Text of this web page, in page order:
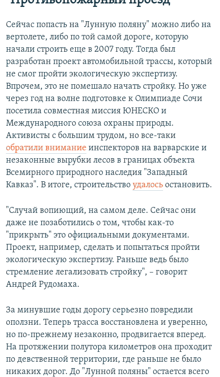
Сейчас попасть на "Лунную поляну" можно либо на
вертолете, либо по той самой дороге, которую
начали строить еще в 2007 году. Тогда был
разработан проект автомобильной трассы, который
не смог пройти экологическую экспертизу.
Впрочем, это не помешало начать стройку. Но уже
через год на волне подготовке к Олимпиаде Сочи
посетила совместная миссия ЮНЕСКО и
Международного союза охраны природы.
Активисты с большим трудом, но все-таки
обратили внимание инспекторов на варварские и
незаконные вырубки лесов в границах объекта
Всемирного природного наследия "Западный
Кавказ". В итоге, строительство удалось остановить.
"Случай вопиющий, на самом деле. Сейчас они
даже не позаботились о том, чтобы как-то
"прикрыть" это официальными документами.
Проект, например, сделать и попытаться пройти
экологическую экспертизу. Раньше ведь было
стремление легализовать стройку", – говорит
Андрей Рудомаха.
За минувшие годы дорогу серьезно повредили
оползни. Теперь трасса восстановлена и уверенно,
но по-прежнему незаконно, продвигается вперед.
На протяжении полутора километров она проходит
по девственной территории, где раньше не было
никаких дорог. До "Лунной поляны" остается всего